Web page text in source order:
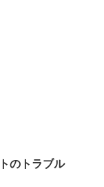
のトラブル